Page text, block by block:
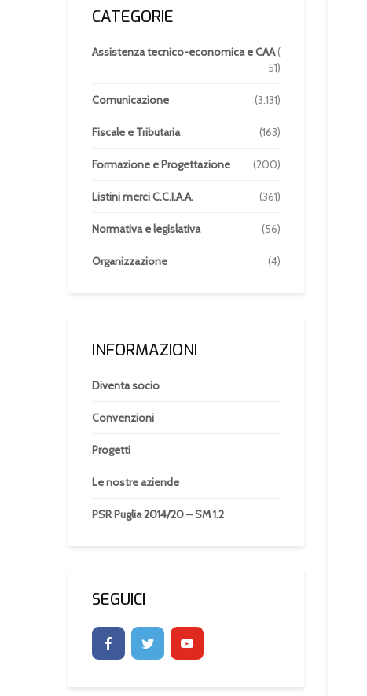
CATEGORIE
Assistenza tecnico-economica e CAA(
51)
Comunicazione (3.131)
Fiscale e Tributaria (163)
Formazione e Progettazione (200)
Listini merci C.C.I.A.A. (361)
Normativa e legislativa (56)
Organizzazione (4)
INFORMAZIONI
Diventa socio
Convenzioni
Progetti
Le nostre aziende
PSR Puglia 2014/20 – SM 1.2
SEGUICI